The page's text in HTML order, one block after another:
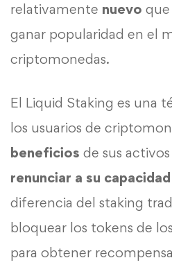
relativamente nuevo
ganar popularidad en el
criptomonedas.
El Liquid Staking es una
los usuarios de
beneficios de sus
renunciar a su
diferencia del staking
bloquear los tokens de
para obtener